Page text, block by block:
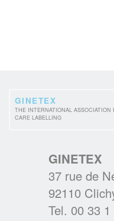
Les
au cœur des
BREXIT :
Les régles
GINETEX
37 rue de
92110
Tel. 00 33
GINETEX
THE INTERNATIONAL ASSOCIATION
CARE LABELLING